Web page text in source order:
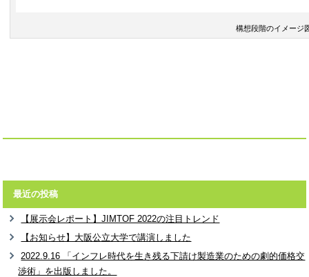
構想段階のイメージ
最近の投稿
【展示会レポート】JIMTOF 2022の注目トレンド
【お知らせ】大阪公立大学で講演しました
2022.9.16 「インフレ時代を生き残る下請け製造業のための劇的価格交
渉術」を出版しました。